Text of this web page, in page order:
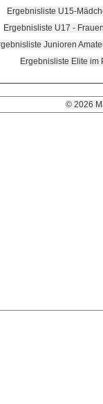
Ergebnisliste U15-
Ergebnisliste U17 -
Junioren
Ergebnisliste Elite im
© 2026